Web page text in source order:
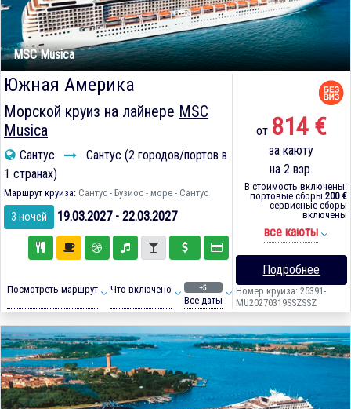
MSC Musica
Южная Америка
Морской круиз на лайнере MSC
Musica
Сантус
Сантус (2 городов/портов в
1 странах)
Маршрут круиза: Сантус - Бузиос - море - Сантус
3 ночей 19.03.2027 - 22.03.2027
Посмотреть маршрут Что включено +5
Все даты
от 814 €
за каюту
на 2 взр.
В стоимость включены:
портовые сборы 200 €
сервисные сборы
включены
все каюты
Подробнее
Номер круиза: 25391-
MU20270319SSZSSZ